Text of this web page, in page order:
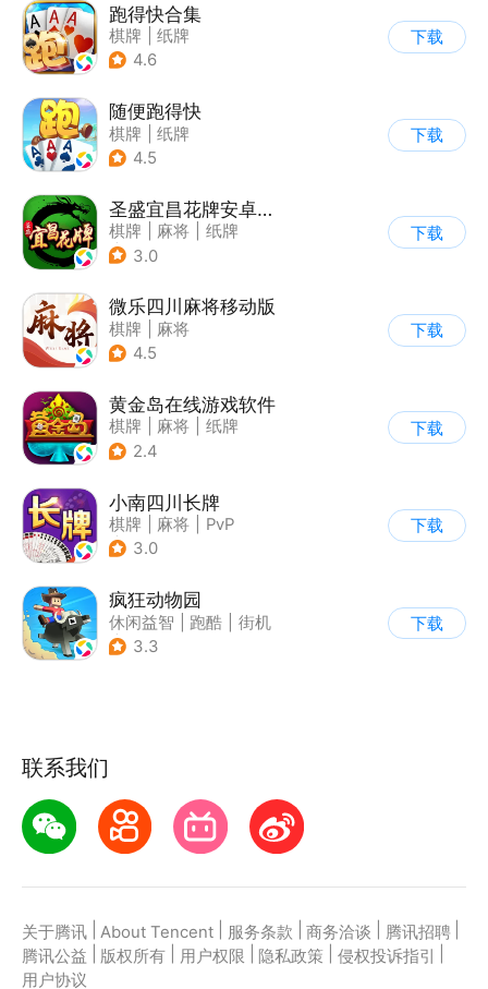
跑得快合集
棋牌
纸牌
4.6
下载
随便跑得快
棋牌
纸牌
4.5
下载
圣盛宜昌花牌安卓版软件V1.0
棋牌 麻将
纸牌
| 斗地主
3.0
下载
微乐四川麻将移动版
棋牌
麻将
4.5
下载
黄金岛在线游戏软件
棋牌 麻将
纸牌
2.4
下载
小南四川长牌
棋牌 麻将
PvP
| 纸牌
3.0
下载
疯狂动物园
休闲益智 跑酷
街机
| 像素风
3.3
下载
联系我们
关于腾讯 About Tencent 服务条款 商务洽谈 腾讯招聘
腾讯公益
版权所有 用户权限 隐私政策 侵权投诉指引
用户协议